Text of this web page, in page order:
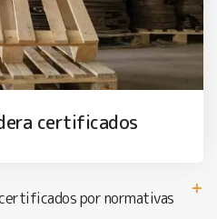
certificados
por normativas